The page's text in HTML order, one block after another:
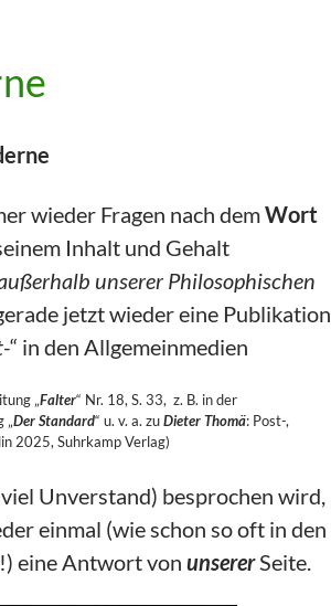
wieder Fragen nach demWort
Inhalt und Gehalt
unserer Philosophischen
jetzt wieder eine Publikation
“ in den Allgemeinmedien
„Falter“ Nr. 18, S. 33, z. B. in der
„Der Standard“ u. v. a. zuDieter Thomä: Post-,
2025, Suhrkamp Verlag)
Unverstand) besprochen wird,
einmal (wie schon so oft in den
eine Antwort von unsererSeite.